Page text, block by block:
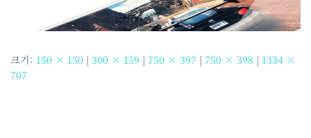
크기: 150 × 150 | 300 × 159 | 750 × 397 | 750 × 398 | 1334 ×
707